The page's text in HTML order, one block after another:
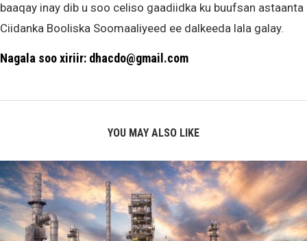
baaqay inay dib u soo celiso gaadiidka ku buufsan astaanta
Ciidanka Booliska Soomaaliyeed ee dalkeeda lala galay.
Nagala soo xiriir: dhacdo@gmail.com
YOU MAY ALSO LIKE